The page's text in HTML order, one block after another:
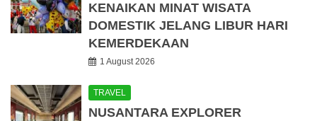
KENAIKAN MINAT WISATA
DOMESTIK JELANG LIBUR HARI
KEMERDEKAAN
1 August 2026
TRAVEL
NUSANTARA EXPLORER